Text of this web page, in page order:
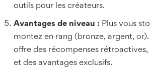
outils pour les créateurs.
Avantages de niveau : Plus vous
montez en rang (bronze, argent,
offre des récompenses rétroactives,
et des avantages exclusifs.